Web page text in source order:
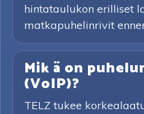
hintataulukon erilliset
matkapuhelinrivit
Mik ä on
(VoIP)?
TELZ tukee